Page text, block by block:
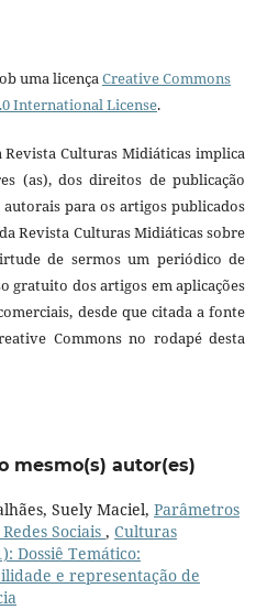
uma licençaCreative Commons
International License.
Culturas Midiáticas implica
(as), dos direitos de publicação
para os artigos publicados
Revista Culturas Midiáticas sobre
de sermos um periódico de
gratuito dos artigos em aplicações
desde que citada a fonte
Commons no rodapé desta
mesmo(s) autor(es)
Suely Maciel, Parâmetros
Sociais , Culturas
Dossiê Temático:
e representação de